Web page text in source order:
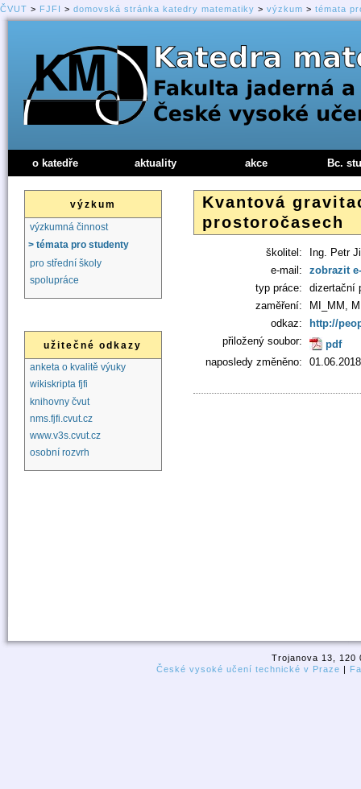
ČVUT > FJFI > domovská stránka katedry matematiky > výzkum > témata
Kvantová
prostoročasech
školitel:
Ing. Petr
e-mail:
zobrazit
typ práce:
dizertační
zaměření:
MI_MM,
odkaz:
http://
přiložený soubor:
pdf
naposledy změněno:
o katedře aktuality akce Bc.
výzkum
výzkumná činnost
> témata pro studenty
pro střední školy
spolupráce
užitečné odkazy
anketa o kvalitě výuky
wikiskripta fjfi
knihovny čvut
nms.fjfi.cvut.cz
www.v3s.cvut.cz
osobní rozvrh
Trojanova 13, 120
České vysoké učení technické v Praze |